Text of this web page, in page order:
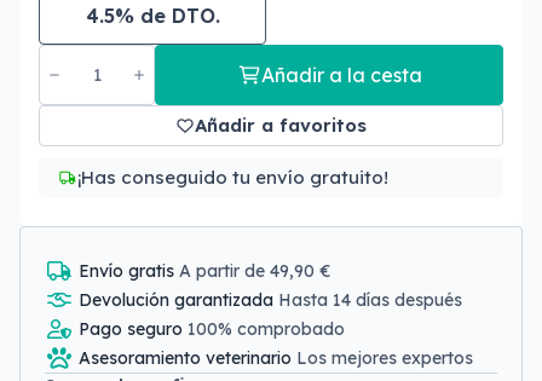
4.5% de DTO.
Añadir a la cesta
Añadir a favoritos
¡Has conseguido tu envío gratuito!
Envío gratis A partir de 49,90 €
Devolución garantizada Hasta 14 días después
Pago seguro 100% comprobado
Asesoramiento veterinario Los mejores expertos